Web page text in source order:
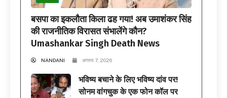
बसपा का इकलौता किला ढह गया! अब उमाशंकर सिंह
की राजनीतिक विरासत संभालेंगे कौन?
Umashankar Singh Death News
NANDANI अगस्त 7, 2026
भविष्य बचाने के लिए भविष्य दांव पर!
सोनम वांगचुक के एक फोन कॉल पर